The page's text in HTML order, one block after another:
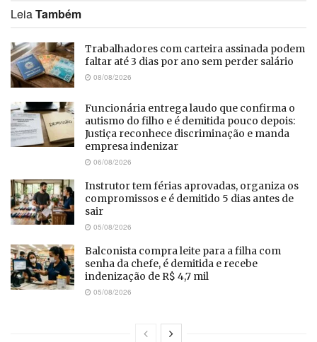
LeiaTambém
Trabalhadores com carteira assinada podem
faltar até 3 dias por ano sem perder salário
08/08/2026
Funcionária entrega laudo que confirma o
autismo do filho e é demitida pouco depois:
Justiça reconhece discriminação e manda
empresa indenizar
06/08/2026
Instrutor tem férias aprovadas, organiza os
compromissos e é demitido 5 dias antes de
sair
05/08/2026
Balconista compra leite para a filha com
senha da chefe, é demitida e recebe
indenização de R$ 4,7 mil
05/08/2026